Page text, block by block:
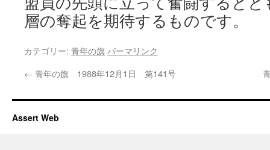
層の奪起を期待するものです。
カテゴリー: 青年の旗 パーマリンク
← 青年の旗 1988年12月1日 第141号
Assert Web